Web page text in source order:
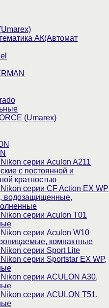
АК(Автомат
(Umarex)
серии Aculon A211
с постоянной и
кратностью
серии СF Action EX WP
водозащищенные,
серии Aculon T01
серии Aculon W10
компактные
серии Sport Lite
серии Sportstar EX WP,
серии ACULON A30,
серии ACULON Т51,